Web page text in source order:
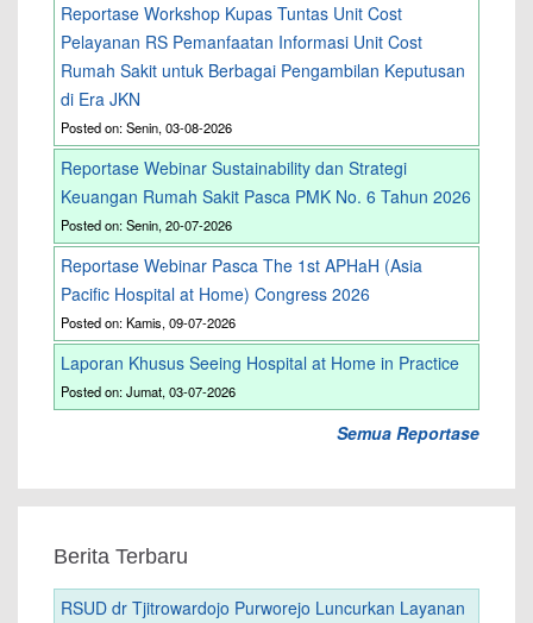
Reportase Workshop Kupas Tuntas Unit Cost
Pelayanan RS Pemanfaatan Informasi Unit Cost
Rumah Sakit untuk Berbagai Pengambilan Keputusan
di Era JKN
Posted on: Senin, 03-08-2026
Reportase Webinar Sustainability dan Strategi
Keuangan Rumah Sakit Pasca PMK No. 6 Tahun 2026
Posted on: Senin, 20-07-2026
Reportase Webinar Pasca The 1st APHaH (Asia
Pacific Hospital at Home) Congress 2026
Posted on: Kamis, 09-07-2026
Laporan Khusus Seeing Hospital at Home in Practice
Posted on: Jumat, 03-07-2026
Semua Reportase
Berita Terbaru
RSUD dr Tjitrowardojo Purworejo Luncurkan Layanan